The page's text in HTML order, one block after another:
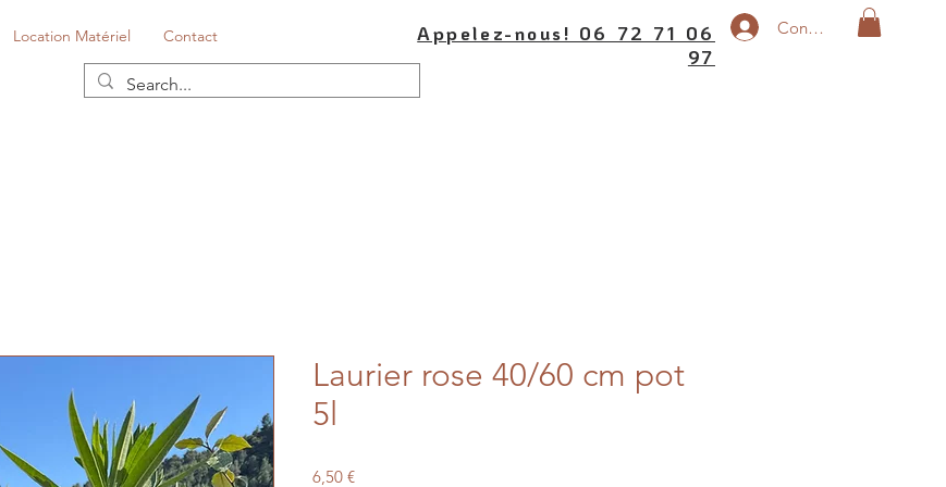
Location Matériel Contact
Appelez-nous! 06 72 71 06
97
Connexion
Laurier rose 40/60 cm pot
5l
6,50 €Prix